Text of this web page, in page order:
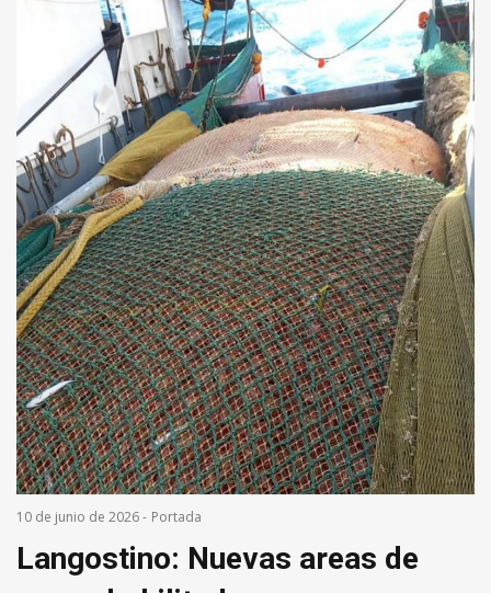
10 de junio de 2026- Portada
Langostino: Nuevas areas de